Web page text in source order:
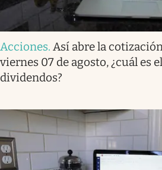
Acciones. Así abre la
viernes 07 de agosto, ¿cuál es
dividendos?